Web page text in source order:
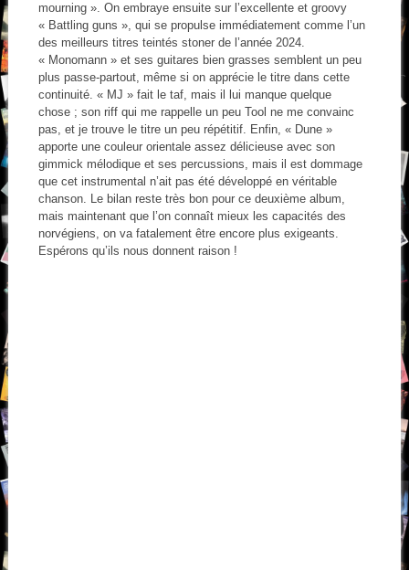
mourning ». On embraye ensuite sur l’excellente et groovy
« Battling guns », qui se propulse immédiatement comme l’un
des meilleurs titres teintés stoner de l’année 2024.
« Monomann » et ses guitares bien grasses semblent un peu
plus passe-partout, même si on apprécie le titre dans cette
continuité. « MJ » fait le taf, mais il lui manque quelque
chose ; son riff qui me rappelle un peu Tool ne me convainc
pas, et je trouve le titre un peu répétitif. Enfin, « Dune »
apporte une couleur orientale assez délicieuse avec son
gimmick mélodique et ses percussions, mais il est dommage
que cet instrumental n’ait pas été développé en véritable
chanson. Le bilan reste très bon pour ce deuxième album,
mais maintenant que l’on connaît mieux les capacités des
norvégiens, on va fatalement être encore plus exigeants.
Espérons qu’ils nous donnent raison !